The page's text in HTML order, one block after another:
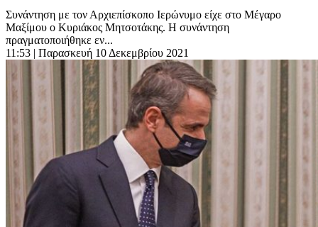
Συνάντηση με τον Αρχιεπίσκοπο Ιερώνυμο είχε στο Μέγαρο
Μαξίμου ο Κυριάκος Μητσοτάκης. Η συνάντηση
πραγματοποιήθηκε εν...
11:53 | Παρασκευή 10 Δεκεμβρίου 2021